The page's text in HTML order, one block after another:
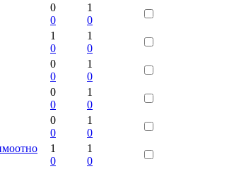
0
0
1
0
1
0
1
0
0
0
1
0
0
0
1
0
0
0
1
0
1
0
1
0